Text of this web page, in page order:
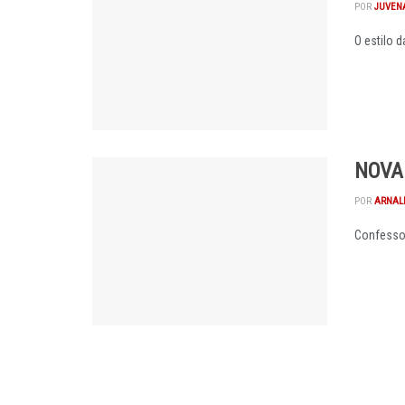
POR
O estilo
POR